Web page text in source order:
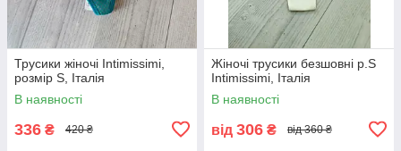
Трусики жіночі Intimissimi,
розмір S, Італія
В наявності
336 ₴ 420 ₴
Жіночі трусики безшовні р.S
Intimissimi, Італія
В наявності
від 306 ₴ від 360 ₴